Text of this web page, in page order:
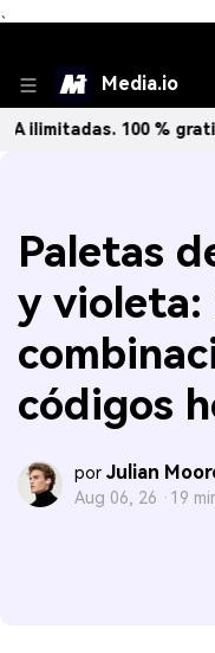
、
Media.io
100 % gratis!
Paletas
y violeta:
códigos
por Julian
Aug 06, 26 · 19